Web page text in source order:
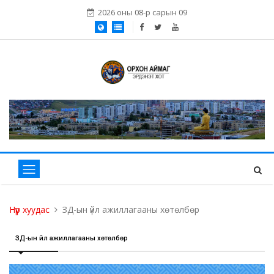
2026 оны 08-р сарын 09
Нүүр хуудас ЗД-ын үйл ажиллагааны хөтөлбөр
ЗД-ын үйл ажиллагааны хөтөлбөр